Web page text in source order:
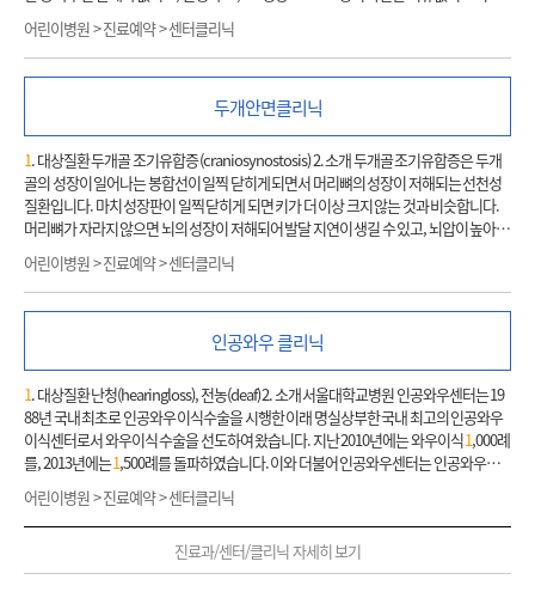
사의학과, 핵의학과 등의 진단지원팀과의 협진을 지속하고 있습니다. 또한 의학적인 부
분 뿐 아니라 환자와 그 가족의 사회적, 경제적 지원을 위해 병원학교, 다양한 후원회, 쉼
터 등을 통해 꾸준한 노력을 기울이고 있으며 국내 최초의 소아 완화의료팀도 활발히 활
동하며 최고의 통합적 치료를 위해 각 팀이 최선을 다하고 있습니다 3. 진료 전 유의사항 -
첫 진료를 받는 환자는 이전 의료기관에서 받은 소견서 및 의무기록과 검사결과지를 가
상시험내용 백혈병 치료받지 않은 FLT3 양성 급성골수모구백혈병 3개월 이상, 18세 미
만 FLT3 억제제를 이용하여 항암효과를 확인하는 임상 시험을 수행합니다. 만성기의 만
성골수모구백혈병1세 이상, 18세 미만 암세포의 세포 신호 전달 체계에서 중요한 역할
을 하는 키나아제 억제제 (BCR-ABL1)를 항암제로 이용한 임상시험을 수행합니다. B세
포 급성림프모구백혈병1
병으로 진단 받았으며 조혈모세포이식의 적응증에 해당하는 25세 이하의 소아청소년
에게 SNUH-CD19-CAR-T를 투여합니다. 림프종 재발/불응성 호치킨 림프종 12세 이상,
18세 미만 암세포의 표면에서 발현하는 Programmed death protein (PD-L1)을 저해
하는 단일 클론 항체인 면역 관문 억제제를 항암제로 이용한 임상시험을 수행합니다. 재
발/불응성 B세포 림프종 진단시1세이상, 18세 미만 B세포 항원 CD20/ T세포 항원 CD3
에 대한 이중특이적 항체를 항암제로 이용하여 임상시험을 수행합니다. 재발/불응성 B
세포 림프종 6개월 이상, 18세 미만 B세포 항원 CD20/ T세포 항원 CD3에 대한 이중특이
적 항체를 항암제로 이용하여 임상시험을 수행합니다. 고형암 흑색종 12세 이상, 18세
미만 암세포의 표면에서 발현하는 Programmed death protein (PD-L
일 클론 항체인 면역 관문 억제제를 항암제로 이용한 임상시험을 수행합니다. 현미 부수
을 가지고 태어납니다. 소아성형외과에서 외이성형술로 새 귀를 만들어주고, 청력 개선
을 위하여 소아이비인후과와 협진으로 치료 방법과 시기를 결정합니다. 귀의 재건은 일
반적으로 만 10세 경에 키가 충분히 커지면 자가 갈비연골을 이용해서 새 귀를 만듭니다.
양쪽 소이증일 경우는 난청 검사 및 치료를 빨리 시작해야 하며, 만 6개월 이전에 보청기
일부를 이용하여 귀 모양을 만들고 적절한 위치에 공간을 만들고 피부 아래에 심어 놓습
니다. 수개월 후 심어 놓은 갈비연골을 들어올려 입체적인 귀를 만듭니다. 청력개선을 위
하여 두 단계의 수술 사이에 외이도를 만드는 수술을 이비인후과에서 시행하는 경우도
있습니다. 자가 갈비연골 이외에도 다양한 보형물을 이용한 귀 재건을 고려할 수 있습니
다.
어린이병원 > 진료예약 > 센터클리닉
두개안면클리닉
1. 대상질환 두개골 조기유합증 (craniosynostosis) 2. 소개 두개골 조기유합증은 두개
골의 성장이 일어나는 봉합선이 일찍 닫히게 되면서 머리뼈의 성장이 저해되는 선천성
질환입니다. 마치 성장판이 일찍 닫히게 되면 키가 더 이상 크지 않는 것과 비슷합니다.
머리뼈가 자라지 않으면 뇌의 성장이 저해되어 발달 지연이 생길 수 있고, 뇌압이 높아지
기 때문에 조기 진단 및 적절한 치료가 반드시 필요합니다. 뇌압상승 여부를 판단하기 위
에 급속히 이루어지기 때문에1-2개월 진단이 지연되면 수술방법과 결과에 유의한 차이
를 가져올 수 있습니다. 또한 환자의 나이, 두개골 조기유합증의 심한 정도에 따라 수술
시기와 방법에 큰 차이가 있습니다. 이를 위해 신경외과와 성형외과 전문 교수님의 논의
와 협진이 중요합니다. 서울대학교 어린이병원에서는 두개안면센터 협진진료를 통해
서 원스탑 진료를 시행하고 있습니다. 협진외래에서는 신경외과, 성형외과, 안과 전문
교수님들이 모여서 한 명의 환자에 대해 검진 및 상담을 시행하고 치료 계획과 수술일정
등을 결정하게 됩니다. 이를 통하여 환자에게 최적의 치료법을 제시할 수 있으며, 여러
과를 전전하다가 적절한 치료 시기를 놓치게 되는 문제를 최소화할 수 있습니다.
어린이병원 > 진료예약 > 센터클리닉
인공와우 클리닉
1. 대상질환 난청(hearingloss), 전농(deaf) 2. 소개 서울대학교병원 인공와우센터는 19
88년 국내 최초로 인공와우 이식수술을 시행한 이래 명실상부한 국내 최고의 인공와우
이식센터로서 와우이식 수술을 선도하여 왔습니다. 지난 2010년에는 와우이식1,000례
를, 2013년에는1,500례를 돌파하였습니다. 이와 더불어 인공와우센터는 인공와우의
근간이 되는 기초적인 기술에서부터 임상적용까지 활발한 연구를 시행하고 있으며, 그
결과를 통해 세계적으로 권위 있는 다양한 연구기관 및 병원과 협력하고 있습니다. 또 인
공와우 심포지움을 매년 개최하여 국내 인공와우 관련 학술 교류에 기여하고 있습니다.
와우이식은 수술 후 지속적이고 적절한 재활 훈련이 성공적인 수술에 못지 않게 중요합
니다. 이에 인공와우센터는 의사, 청각사, 언어치료사, 인공와우 코디네이터 등이 유기
어린이병원 > 진료예약 > 센터클리닉
진료과/센터/클리닉 자세히 보기